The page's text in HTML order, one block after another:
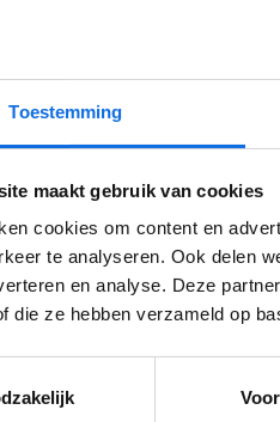
Toestemming
maakt gebruik van cookies
cookies om content en
te analyseren. Ook delen
en analyse. Deze
die ze hebben verzameld op
knelpunten. Wat
verschillende
Samenwerking
actieve
Financiering en
Verschillen in
bemoeilijken